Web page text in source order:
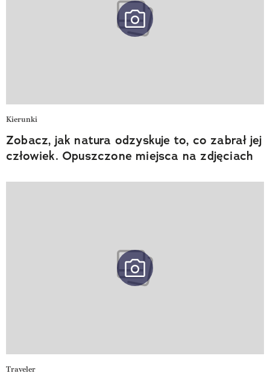
Kierunki
Zobacz, jak natura odzyskuje to, co zabrał jej
człowiek. Opuszczone miejsca na zdjęciach
Traveler